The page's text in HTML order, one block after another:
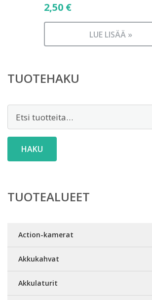
2,50 €
LUE LISÄÄ »
TUOTEHAKU
HAKU
TUOTEALUEET
Action-kamerat
Akkukahvat
Akkulaturit